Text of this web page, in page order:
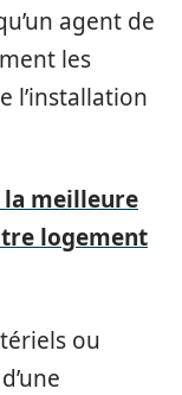
agent de
les
l’installation
la meilleure
logement
ou